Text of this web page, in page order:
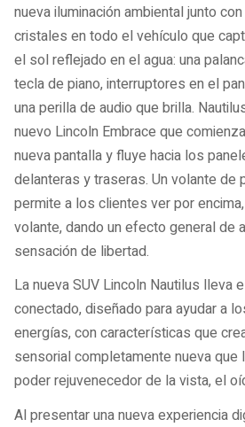
nueva iluminación ambiental junto
cristales en todo el vehículo que
el sol reflejado en el agua: una
tecla de piano, interruptores en el
una perilla de audio que brilla.
nuevo Lincoln Embrace que
nueva pantalla y fluye hacia los
delanteras y traseras. Un volante de
permite a los clientes ver por
volante, dando un efecto general de
sensación de libertad.
La nueva SUV Lincoln Nautilus lleva
conectado, diseñado para ayudar a
energías, con características que
sensorial completamente nueva que
poder rejuvenecedor de la vista, el
Al presentar una nueva experiencia